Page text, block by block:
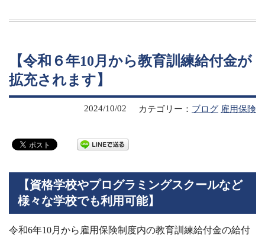
【令和６年10月から教育訓練給付金が
拡充されます】
カテゴリー： ブログ 雇用保険
2024/10/02
【資格学校やプログラミングスクールなど
様々な学校でも利用可能】
令和6年10月から雇用保険制度内の教育訓練給付金の給付